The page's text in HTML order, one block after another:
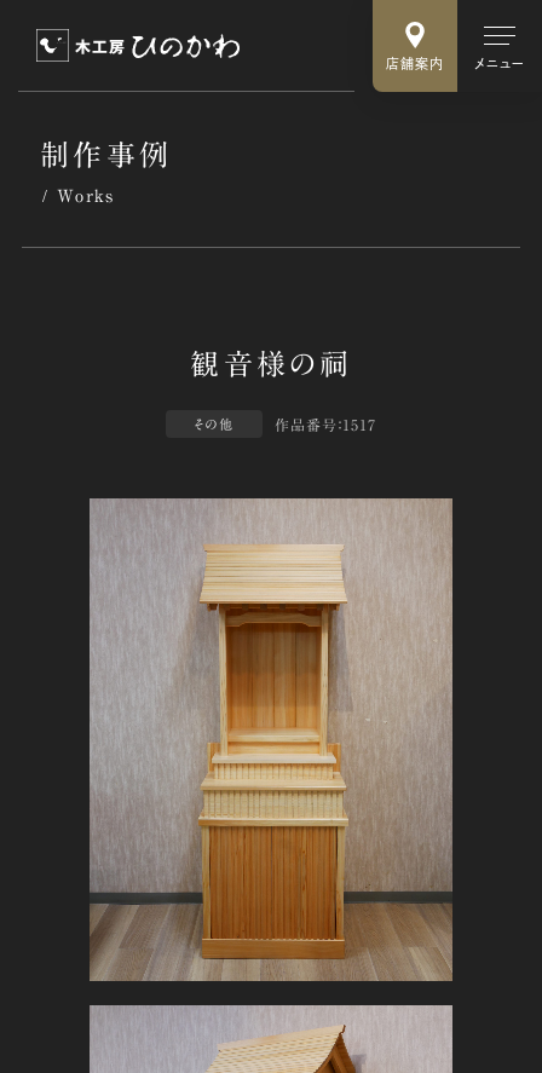
店舗案内 メニュー
制作事例
Works
その他 作品番号：1517